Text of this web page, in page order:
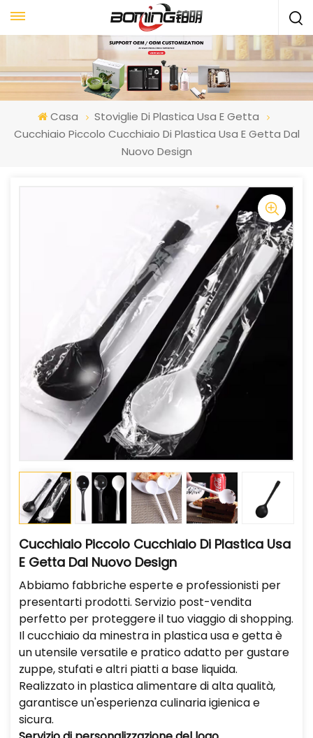
Casa
Stoviglie Di Plastica Usa E Getta
Cucchiaio Piccolo Cucchiaio Di Plastica Usa E Getta Dal
Nuovo Design
Cucchiaio Piccolo Cucchiaio Di Plastica Usa
E Getta Dal Nuovo Design
Abbiamo fabbriche esperte e professionisti per
presentarti prodotti. Servizio post-vendita
perfetto per proteggere il tuo viaggio di shopping.
Il cucchiaio da minestra in plastica usa e getta è
un utensile versatile e pratico adatto per gustare
zuppe, stufati e altri piatti a base liquida.
Realizzato in plastica alimentare di alta qualità,
garantisce un'esperienza culinaria igienica e
sicura.